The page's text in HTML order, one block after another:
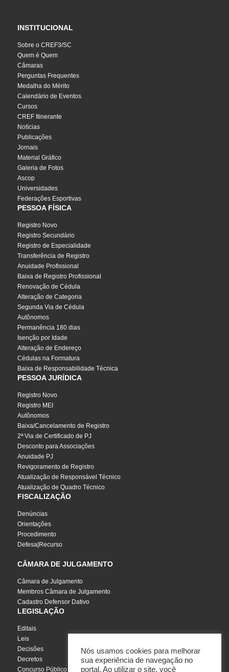
INSTITUCIONAL
Sobre o CREF3/SC
Quem é Quem
Câmaras
Perguntas Frequentes
Medalha do Mérito
Calendário de Eventos
Cursos
CREF Itinerante
Notícias
Publicações
Jornais
Material Gráfico
Galeria de Fotos
Ascop
Universidades
Federações Esportivas
PESSOA FÍSICA
Registro Novo
Registro Secundário
Registro de Especialidade
Transferência de Registro
Anuidade Profissional
Baixa de Registro Profissional
Renovação de Cédula
Alteração de Categoria
Segunda Via de Cédula
Autônomos
Permanência 180 dias
Isenção por Idade
Alteração de Endereço
Cédulas na Formatura
Baixa de Responsabilidade Técnica
PESSOA JURÍDICA
Registro Novo
Registro MEI
Autônomos
Baixa/Cancelamento de Registro
2ª Via de Certificado de PJ
Desconto para Associações
Anuidade PJ
Revigoramento de Registro
Atualização de Responsável Técnico
Atualização de Quadro Técnico
FISCALIZAÇÃO
Denúncias
Orientações
Procedimento
Defesa|Recurso
CÂMARA DE JULGAMENTO
Câmara de Julgamento
Membros Câmara de Julgamento
Cadastro Defensor Dativo
LEGISLAÇÃO
Editais
Leis
Decisões
Decretos
Concurso Público
Nós usamos cookies para melhorar
sua experiência de navegação no
portal. Ao utilizar o site, você